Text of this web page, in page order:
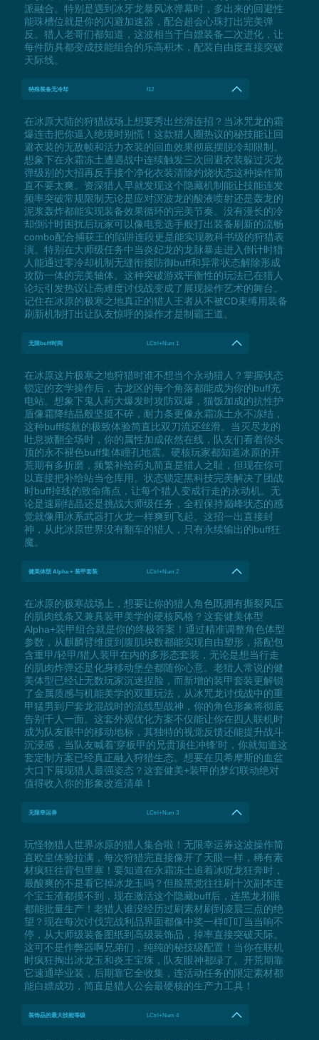
派融合。特别是遇到冰牙龙暴风冰弹幕时，多出来的回避性
能珠槽位就是你的闪避加速器，配合超会心珠打出完美弹
反。猎人老哥们都知道，这波相当于白嫖装备二次进化，让
每件防具都变成技能组合的乐高积木，配装自由度直接突破
天际线。
特殊装备无冷却 f12
在冰原大陆的狩猎战场上想要秀出丝滑连招？当冰咒龙的霜
爆连击把你逼入绝境时别慌！这款猎人圈热议的秘技能让回
避衣装的无敌帧和活力衣装的回血效果彻底摆脱冷却限制。
想象下在永霜冻土遭遇战中连续触发三次回避衣装躲过灭龙
弹级别的大招再反手接个净化衣装清除灼烧状态这种操作简
直不要太爽。资深猎人早就发现这个隐藏机制能让技能连发
频率突破常规限制无论是应对溟波龙的酸液喷射还是轰龙的
泥浆轰炸都能实现装备效果循环的完美节奏。没有漫长的冷
却倒计时困扰后玩家可以像电竞选手般打出装备刷新的流畅
combo配合捕获王的陷阱连段更是能实现教科书级的狩猎表
演。特别在大师级任务中当炎妃龙的龙脉暴走进入倒计时猎
人能通过零冷却机制无缝衔接防御buff和异常状态解除形成
攻防一体的完美轴体。这种突破游戏平衡性的玩法已在猎人
论坛引发热议让高难度讨伐战变成了展现操作艺术的舞台。
记住在冰原的极寒之地真正的猎人王者从不被CD束缚用装备
刷新机制打出让队友惊呼的操作才是制霸王道。
无限buff时间 LCtrl+Num 1
在冰原这片极寒之地狩猎时谁不想当个永动猎人？掌握状态
锁定的玄学操作后，古龙区的每个角落都能成为你的buff充
电站。想象下鬼人药大爆发时攻防双爆，猫饭加成的抗性护
盾像霜降结晶般坚挺不碎，耐力条更像永霜冻土永不冻结，
这种buff续航的极致体验简直比双刀流还丝滑。当灭尽龙的
吐息掀翻全场时，你的属性加成依然在线，队友们看着你头
顶的永不褪色buff集体瞳孔地震。硬核玩家都知道冰原的开
荒期有多折磨，频繁补给药丸简直是猎人之耻，但现在你可
以直接把补给站当仓库用。状态锁定黑科技完美解决了团战
时buff掉线的致命痛点，让每个猎人变成行走的永动机。无
论是速刷结晶还是挑战大师级任务，全程保持巅峰状态的感
觉就像用冰系武器打火龙一样爽到飞起。这招一出直接封
神，从此冰原世界没有翻车的猎人，只有永续输出的buff狂
魔。
健美体型 Alpha + 装甲套装 LCtrl+Num 2
在冰原的极寒战场上，想要让你的猎人角色既拥有撕裂风压
的肌肉线条又兼具装甲美学的硬核风格？这套健美体型
Alpha+装甲组合就是你的终极答案！通过精准调整角色体型
参数，从麒麟臂维度到腹肌块数都能实现自由塑形，搭配包
含重甲/轻甲/猎人装甲在内的多形态套装，无论是想当行走
的肌肉炸弹还是化身移动堡垒都随你心意。老猎人常说的健
美体型已经让无数玩家沉迷捏脸，而新增的装甲套装更解锁
了金属质感与机能美学的双重玩法，从冰咒龙讨伐战中的重
甲猛男到尸套龙混战时的流线型战神，你的角色形象将彻底
告别千人一面。这套外观优化方案不仅能让你在四人联机时
成为队友眼中的移动地标，其独特的视觉反馈还能提升战斗
沉浸感，当队友喊着'穿板甲的兄贵顶住冲锋'时，你就知道这
套定制方案已经真正融入狩猎生态。想要在贝希摩斯的血盆
大口下展现猎人最强姿态？这套健美+装甲的梦幻联动绝对
值得收入你的形象改造清单！
无限幸运券 LCtrl+Num 3
玩怪物猎人世界冰原的猎人集合啦！无限幸运券这波操作简
直欧皇体验拉满，每次狩猎完直接像开了天眼一样，稀有素
材疯狂往背包里塞！要知道在永霜冻土追着冰呪龙狂奔时，
最酸爽的不是看它掉冰龙玉吗？但脸黑党往往刷十次副本连
个宝玉渣都摸不到，现在激活这个隐藏buff后，连黑龙邪眼
都能批量生产！老猎人谁没经历过刷素材刷到凌晨三点的绝
望？现在每次讨伐完战利品界面都像中奖一样叮叮当当响不
停，从大师级装备图纸到高级装饰品，掉率直接突破天际。
这可不是作弊器啊兄弟们，纯纯的秘技级配置！当你在联机
时疯狂掏出冰龙玉和炎王宝珠，队友眼神都绿了。开荒期靠
它速通毕业装，后期靠它全收集，连活动任务的限定素材都
能白嫖成功，简直是猎人公会最硬核的生产力工具！
装饰品的最大技能等级 LCtrl+Num 4